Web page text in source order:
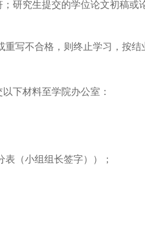
研究生提交的学位论文初稿
写不合格，则终止学习，按结
下材料至学院办公室：
（小组组长签字））；